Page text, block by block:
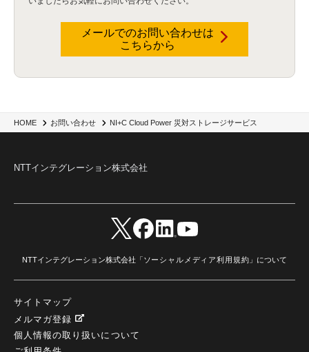
HOME お問い合わせ NI+C Cloud Power 災対ストレージサービス
メールでのお問い合わせは
こちらから
NTTインテグレーション株式会社
NTTインテグレーション株式会社「ソーシャルメディア利用規約 」について
サイトマップ
メルマガ登録
個人情報の取り扱いについて